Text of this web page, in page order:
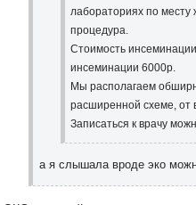
лабораториях по месту
процедура.
Стоимость
инсеминации 6000р.
Мы располагаем
расширенной схеме, от
Записаться к врачу
а я слышала вроде эко